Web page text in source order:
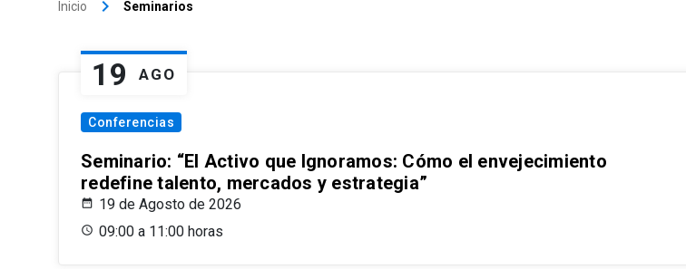
Inicio keyboard_arrow_right Seminarios
19 AGO
Conferencias
Seminario: “El Activo que Ignoramos: Cómo el envejecimiento
redefine talento, mercados y estrategia”
19 de Agosto de 2026
09:00 a 11:00 horas